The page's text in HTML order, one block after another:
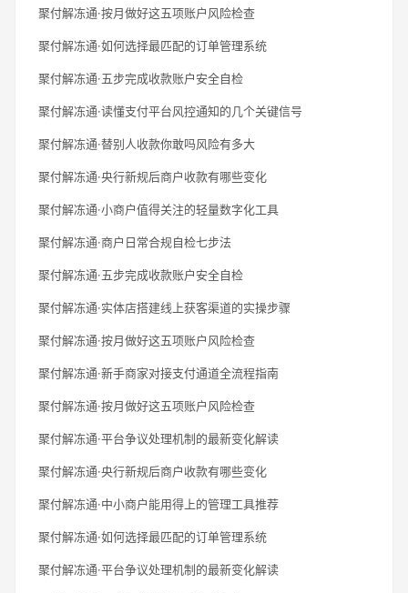
聚付解冻通·按月做好这五项账户风险检查
聚付解冻通·如何选择最匹配的订单管理系统
聚付解冻通·五步完成收款账户安全自检
聚付解冻通·读懂支付平台风控通知的几个关键信号
聚付解冻通·替别人收款你敢吗风险有多大
聚付解冻通·央行新规后商户收款有哪些变化
聚付解冻通·小商户值得关注的轻量数字化工具
聚付解冻通·商户日常合规自检七步法
聚付解冻通·五步完成收款账户安全自检
聚付解冻通·实体店搭建线上获客渠道的实操步骤
聚付解冻通·按月做好这五项账户风险检查
聚付解冻通·新手商家对接支付通道全流程指南
聚付解冻通·按月做好这五项账户风险检查
聚付解冻通·平台争议处理机制的最新变化解读
聚付解冻通·央行新规后商户收款有哪些变化
聚付解冻通·中小商户能用得上的管理工具推荐
聚付解冻通·如何选择最匹配的订单管理系统
聚付解冻通·平台争议处理机制的最新变化解读